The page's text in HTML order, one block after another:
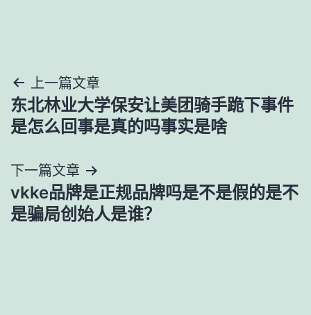
文
章
航
上一篇文章
东北林业大学保安让美团骑手跪下事件
是怎么回事是真的吗事实是啥
下一篇文章
vkke品牌是正规品牌吗是不是假的是不
是骗局创始人是谁？